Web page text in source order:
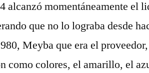
alcanzó momentáneamente el
que no lo lograba desde
Meyba que era el
como colores, el amarillo, el